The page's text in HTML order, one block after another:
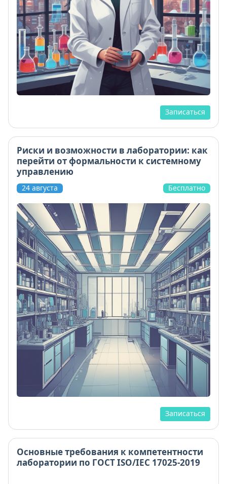
Записаться
Риски и возможности в лаборатории: как
перейти от формальности к системному
управлению
24 августа Бесплатно
Записаться
Основные требования к компетентности
лаборатории по ГОСТ ISO/IEC 17025-2019